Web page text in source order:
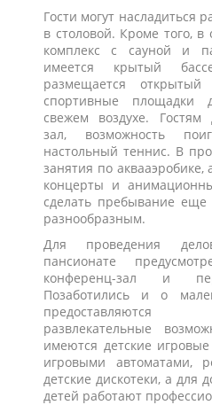
Гости могут насладиться
в столовой. Кроме того, в
комплекс с сауной и
имеется крытый
размещается
спортивные площадки
свежем воздухе. Гостям
зал, возможность
настольный теннис. В
занятия по
концерты и
сделать пребывание еще
разнообразным.
Для проведения
пансионате
конференц-зал и
Позаботились и о
развлекательные
имеются детские
игровыми автоматами,
детские дискотеки, а для
детей работают